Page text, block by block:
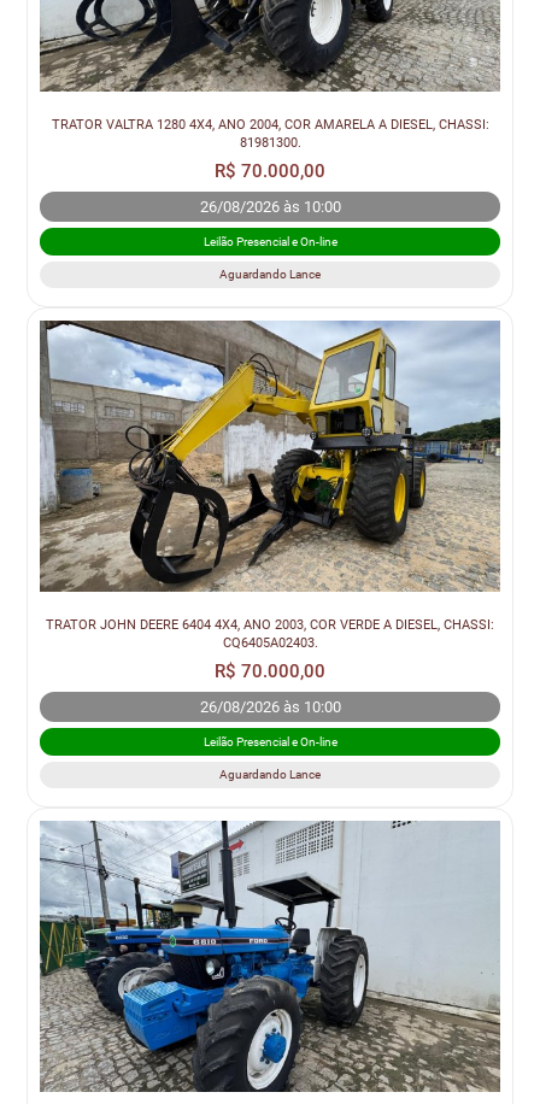
TRATOR VALTRA 1280 4X4, ANO 2004, COR AMARELA A DIESEL, CHASSI:
81981300.
R$ 70.000,00
26/08/2026 às 10:00
Leilão Presencial e On-line
Aguardando Lance
TRATOR JOHN DEERE 6404 4X4, ANO 2003, COR VERDE A DIESEL, CHASSI:
CQ6405A02403.
R$ 70.000,00
26/08/2026 às 10:00
Leilão Presencial e On-line
Aguardando Lance